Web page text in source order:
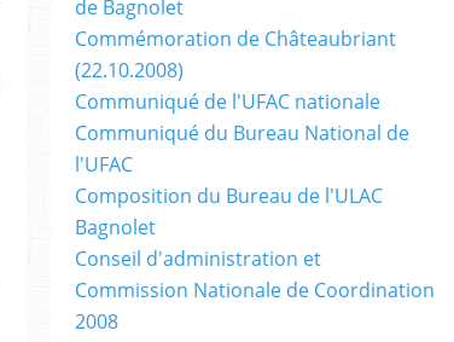
de Bagnolet
Commémoration de Châteaubriant
(22.10.2008)
Communiqué de l'UFAC nationale
Communiqué du Bureau National de
l'UFAC
Composition du Bureau de l'ULAC
Bagnolet
Conseil d'administration et
Commission Nationale de Coordination
2008